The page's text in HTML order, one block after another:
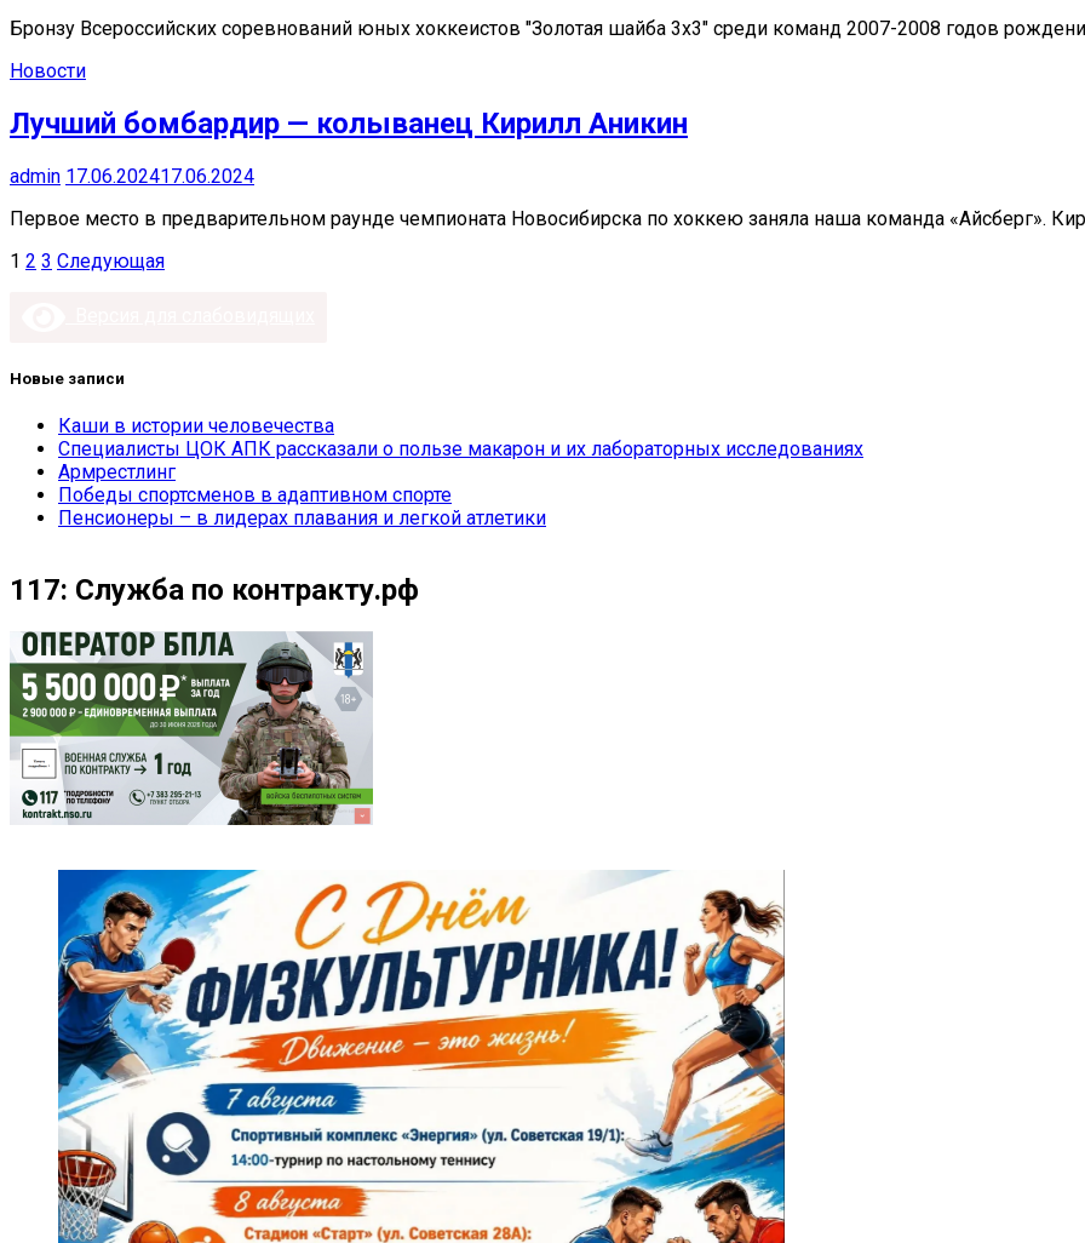
Бронзу Всероссийских соревнований юных хоккеистов "Золотая шайба 3х3" среди команд 2007-2008 годов
Новости
Лучший бомбардир — колыванец Кирилл Аникин
admin 17.06.202417.06.2024
Первое место в предварительном раунде чемпионата Новосибирска по хоккею заняла наша команда «Айсберг».
Пагинация
1 2 3 Следующая
Новые записи
Каши в истории человечества
Специалисты ЦОК АПК рассказали о пользе макарон и их лабораторных исследованиях
Армрестлинг
Победы спортсменов в адаптивном спорте
Пенсионеры – в лидерах плавания и легкой атлетики
117: Служба по контракту.рф